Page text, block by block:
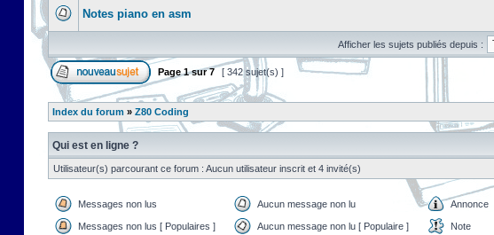
Notes piano en asm
Afficher les sujets publiés depuis :
Page1sur7 [ 342 sujet(s) ]
Index du forum » Z80 Coding
Qui est en ligne ?
Utilisateur(s) parcourant ce forum : Aucun utilisateur inscrit et 4 invité(s)
Messages non lus Aucun message non lu Annonce
Messages non lus [ Populaires ] Aucun message non lu [ Populaire ] Note